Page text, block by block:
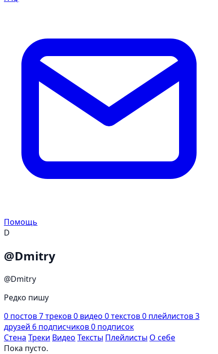
Помощь
D
@Dmitry
@Dmitry
Редко пишу
0 постов7треков0 видео 0текстов0 плейлистов3
друзей 6 подписчиков0 подписок
Стена Треки Видео Тексты Плейлисты О себе
Пока пусто.